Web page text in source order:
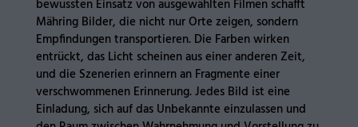
bewussten Einsatz von ausgewählten Filmen schafft
Mähring Bilder, die nicht nur Orte zeigen, sondern
Empfindungen transportieren. Die Farben wirken
entrückt, das Licht scheinen aus einer anderen Zeit,
und die Szenerien erinnern an Fragmente einer
verschwommenen Erinnerung. Jedes Bild ist eine
Einladung, sich auf das Unbekannte einzulassen und